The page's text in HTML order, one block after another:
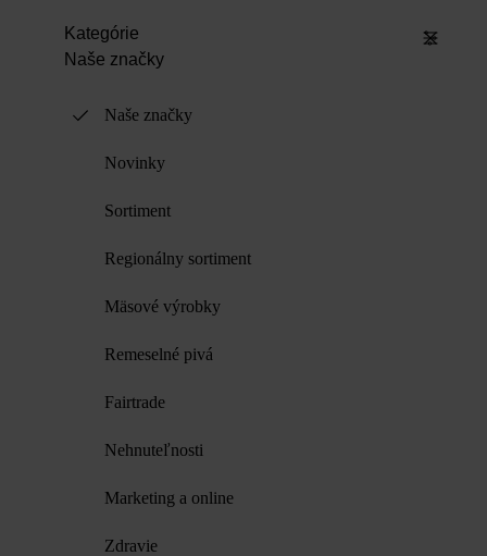
Kategórie
Naše značky
Naše značky
Novinky
Sortiment
Regionálny sortiment
Mäsové výrobky
Remeselné pivá
Fairtrade
Nehnuteľnosti
Marketing a online
Zdravie